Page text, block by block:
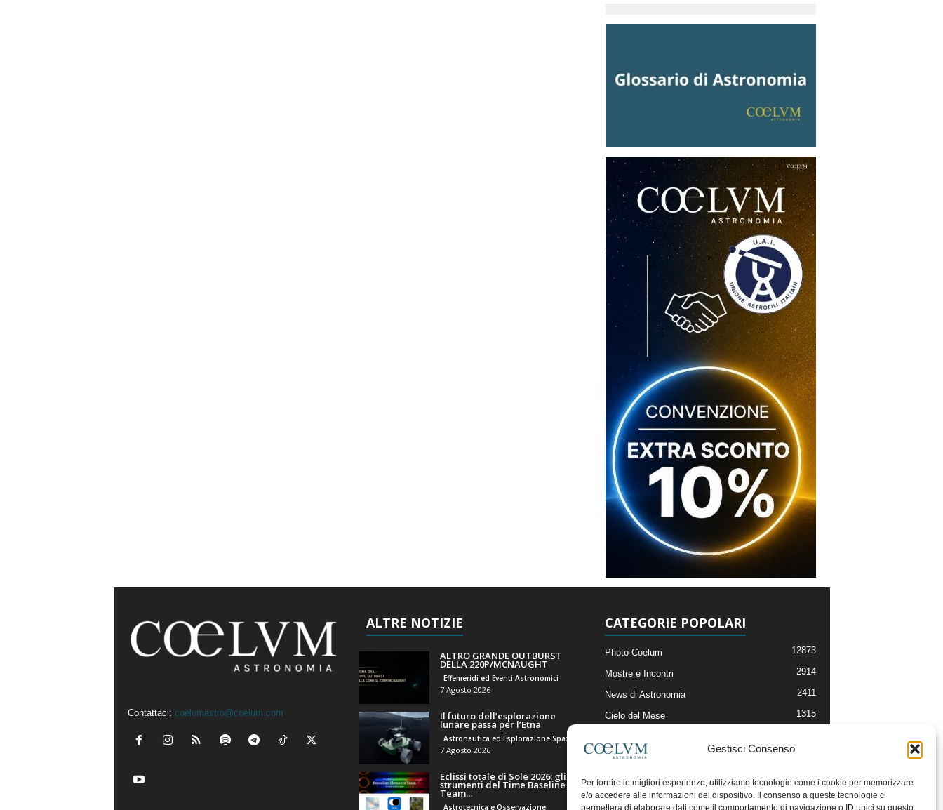
Gestisci Consenso
Per fornire le migliori esperienze, utilizziamo tecnologie come i cookie per memorizzare
e/o accedere alle informazioni del dispositivo. Il consenso a queste tecnologie ci
permetterà di elaborare dati come il comportamento di navigazione o ID unici su questo
Contattaci: coelumastro@coelum.com
ALTRE NOTIZIE
ALTRO GRANDE OUTBURST
DELLA 220P/MCNAUGHT
Effemeridi ed Eventi Astronomici
7 Agosto 2026
Il futuro dell’esplorazione
lunare passa per l’Etna
7 Agosto 2026
Eclissi totale di Sole 2026: gli
strumenti del Time Baseline
Team...
Astrotecnica e Osservazione
CATEGORIE POPOLARI
Photo-Coelum 12873
Mostre e Incontri 2914
News di Astronomia 2411
Cielo del Mese 1315
Articoli e Risorse On-Line
Il Blog della Redazione